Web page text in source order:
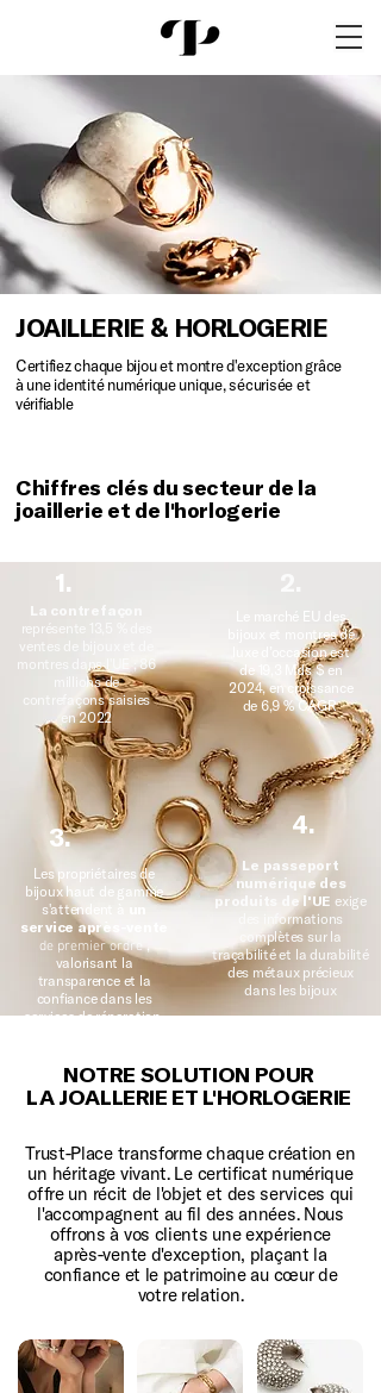
JOAILLERIE & HORLOGERIE
Certifiez chaque bijou et montre d'exception grâce
à une identité numérique unique, sécurisée et
vérifiable
Chiffres clés du secteur de la
joaillerie et de l'horlogerie
1.
La contrefaçon
représente 13,5 % des
ventes de bijoux et de
montres dans l'UE ; 86
millions de
contrefaçons saisies
en 2022
Le marché EU des
bijoux et montres de
luxe d’occasion est
de 19,3 Mds $ en
2024, en croissance
de 6,9 % CAGR
3.
Les propriétaires de
bijoux haut de gamme
s'attendent à
service après-vente
de premier ordre,
valorisant la
transparence et la
confiance dans les
services de réparation.
Le passeport
numérique des
produits de l'UE exige
des informations
complètes sur la
traçabilité et la durabilité
des métaux précieux
dans les bijoux
4.
NOTRE SOLUTION POUR
LA JOALLERIE ET L'HORLOGERIE
Trust-Place transforme chaque création en
un héritage vivant. Le certificat numérique
offre un récit de l'objet et des services qui
l'accompagnent au fil des années. Nous
offrons à vos clients une expérience
après-vente d'exception, plaçant la
confiance et le patrimoine au cœur de
votre relation.